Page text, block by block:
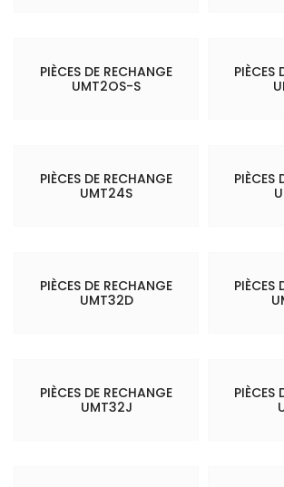
PIÈCES DE RECHANGE
UMT2OS-S
PIÈCES
PIÈCES DE RECHANGE
UMT24S
PIÈCES
PIÈCES DE RECHANGE
UMT32D
PIÈCES
PIÈCES DE RECHANGE
UMT32J
PIÈCES